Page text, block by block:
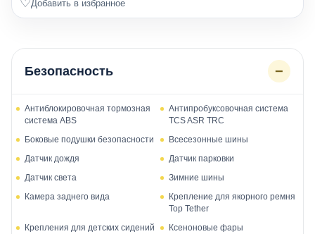
♡Добавить в избранное
Безопасность −
Антиблокировочная тормозная
система ABS
Антипробуксовочная система
TCS ASR TRC
Боковые подушки безопасности
Всесезонные шины
Датчик дождя
Датчик парковки
Датчик света
Зимние шины
Камера заднего вида
Крепление для якорного ремня
Top Tether
Крепления для детских сидений
Ксеноновые фары